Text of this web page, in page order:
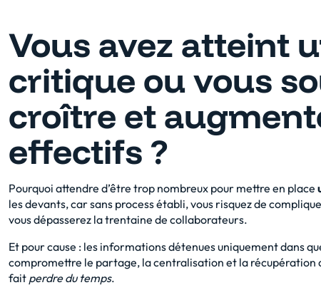
Vous avez atteint
critique ou vous
croître et
effectifs ?
Pourquoi attendre d’être trop nombreux pour mettre en place
les devants, car sans process établi, vous risquez de
vous dépasserez la trentaine de collaborateurs.
Et pour cause : les informations détenues uniquement dans
compromettre le partage, la centralisation et la
fait perdre du temps.